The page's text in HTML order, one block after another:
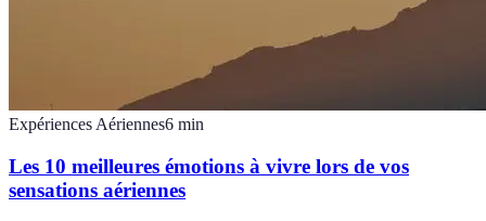
Expériences Aériennes6 min
Les 10 meilleures émotions à vivre lors de vos
sensations aériennes